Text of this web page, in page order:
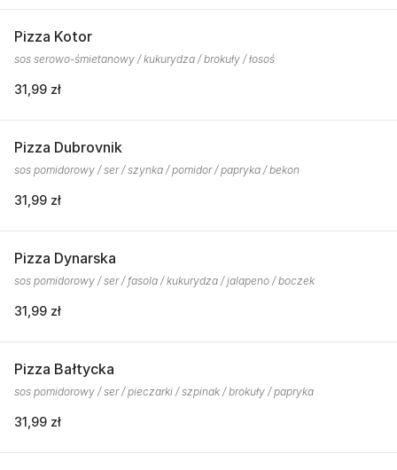
Pizza Kotor
sos serowo-śmietanowy / kukurydza / brokuły / łosoś
31,99 zł
Pizza Dubrovnik
sos pomidorowy / ser / szynka / pomidor / papryka / bekon
31,99 zł
Pizza Dynarska
sos pomidorowy / ser / fasola / kukurydza / jalapeno / boczek
31,99 zł
Pizza Bałtycka
sos pomidorowy / ser / pieczarki / szpinak / brokuły / papryka
31,99 zł